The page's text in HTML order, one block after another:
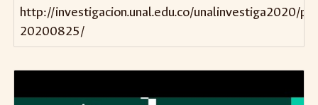
http://investigacion.unal.edu.co/unalinvestiga2020/
20200825/